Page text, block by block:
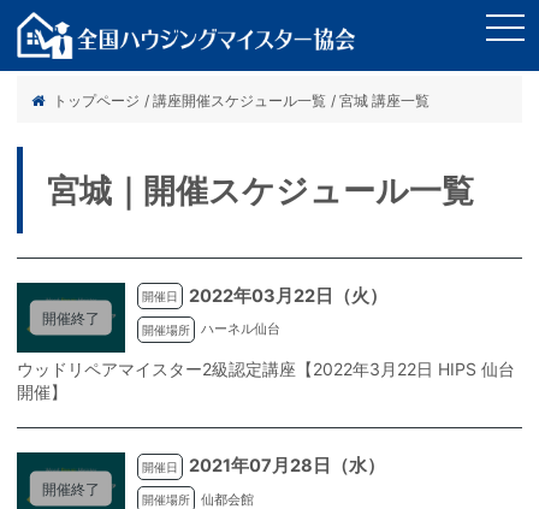
トップページ / 講座開催スケジュール一覧 / 宮城 講座一覧
宮城｜開催スケジュール一覧
開催終了
開催日 2022年03月22日（火）
開催場所 ハーネル仙台
ウッドリペアマイスター2級認定講座【2022年3月22日 HIPS 仙台
開催】
開催終了
開催日 2021年07月28日（水）
開催場所 仙都会館